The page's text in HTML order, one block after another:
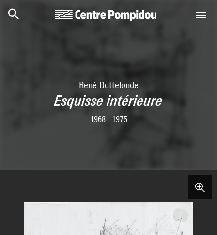
René Dottelonde
Esquisse intérieure
1968 - 1975